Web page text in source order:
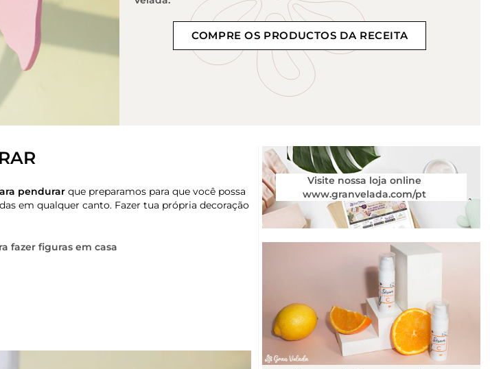
COMPRE OS PRODUCTOS DA RECEITA
pendurar que preparamos para que você possa
em qualquer canto. Fazer tua própria decoração
fazer figuras em casa
Visite nossa loja online
www.granvelada.com/pt